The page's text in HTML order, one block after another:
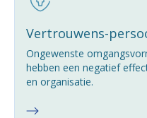
Vertrouwens-
Ongewenste
hebben een negatief
en organisatie.